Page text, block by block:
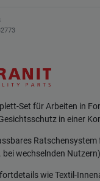
Set für Arbeiten in
in einer
bei wechselnden Nutzern)
wie Textil-